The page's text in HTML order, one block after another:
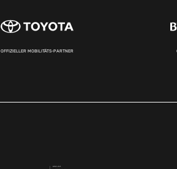
OFFIZIELLER MOBILITÄTS-PARTNER